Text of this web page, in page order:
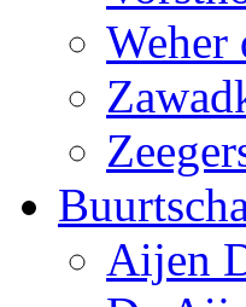
Weher
Aijen